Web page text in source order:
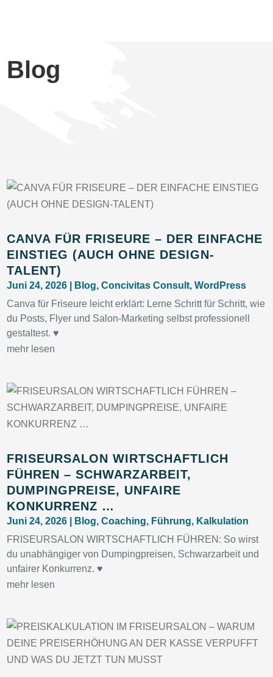
Blog
CANVA FÜR FRISEURE – DER EINFACHE
EINSTIEG (AUCH OHNE DESIGN-
TALENT)
Juni 24, 2026 Blog,Concivitas Consult,WordPress
Canva für Friseure leicht erklärt: Lerne Schritt für Schritt, wie
du Posts, Flyer und Salon-Marketing selbst professionell
gestaltest. ♥
mehr lesen
FRISEURSALON WIRTSCHAFTLICH
FÜHREN – SCHWARZARBEIT,
DUMPINGPREISE, UNFAIRE
KONKURRENZ …
Juni 24, 2026 Blog,Coaching, Führung, Kalkulation
FRISEURSALON WIRTSCHAFTLICH FÜHREN: So wirst
du unabhängiger von Dumpingpreisen, Schwarzarbeit und
unfairer Konkurrenz. ♥
mehr lesen